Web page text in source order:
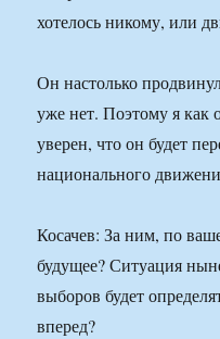
хотелось никому, или
Он настолько
уже нет. Поэтому я как
уверен, что он будет
национального
Косачев: За ним, по
будущее? Ситуация
выборов будет
вперед?